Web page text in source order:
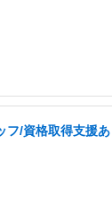
フ/資格取得支援